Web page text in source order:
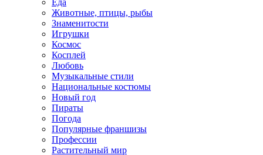
Еда
Животные, птицы, рыбы
Знаменитости
Игрушки
Космос
Косплей
Любовь
Музыкальные стили
Национальные костюмы
Новый год
Пираты
Погода
Популярные франшизы
Профессии
Растительный мир